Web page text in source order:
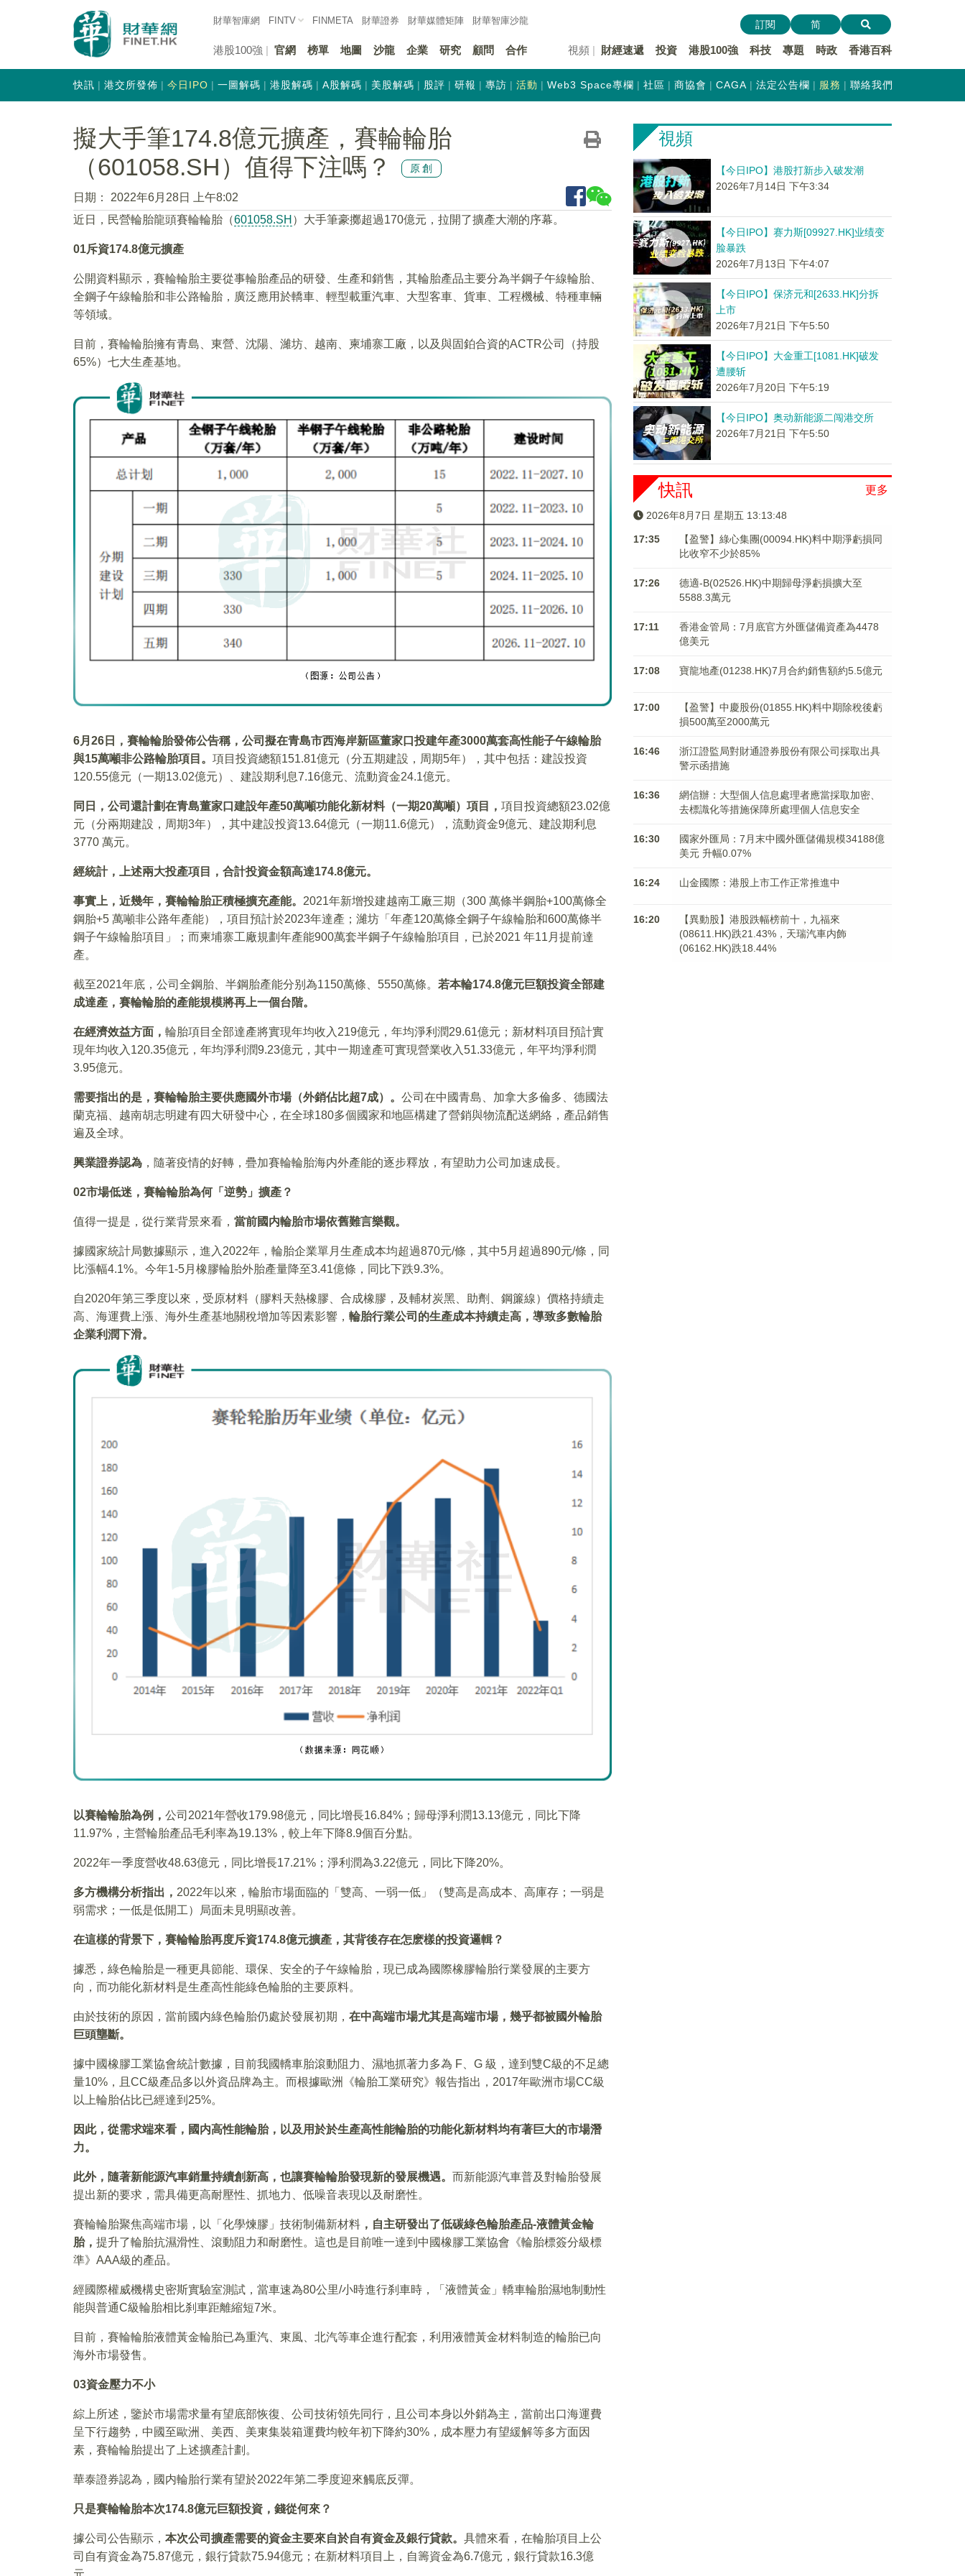
財華智庫網 FINTV FINMETA 財華證券 財華媒體矩陣 財華智庫沙龍
港股100強 官網 榜單 地圖 沙龍 企業 研究 顧問 合作 視頻 財經速遞 投資 港股100強 科技 專題 時政 香港百科
訂閱 简
快訊 港交所發佈 今日IPO 一圖解碼 港股解碼 A股解碼 美股解碼 股評 研報 專訪 活動 Web3 Space專欄 社區 商協會 CAGA 法定公告欄 服務 聯絡我們
擬大手筆174.8億元擴產，賽輪輪胎
（601058.SH）值得下注嗎？
原創
日期：
2022年6月28日 上午8:02
近日，民營輪胎龍頭賽輪輪胎（601058.SH ）大手筆豪擲超過170億元，拉開了擴產大潮的序幕。
01斥資174.8億元擴產
公開資料顯示，賽輪輪胎主要從事輪胎產品的研發、生產和銷售，其輪胎產品主要分為半鋼子午線輪胎、
全鋼子午線輪胎和非公路輪胎，廣泛應用於轎車、輕型載重汽車、大型客車、貨車、工程機械、特種車輛
等領域。
目前，賽輪輪胎擁有青島、東營、沈陽、濰坊、越南、柬埔寨工廠，以及與固鉑合資的ACTR公司（持股
65%）七大生產基地。
6月26日，賽輪輪胎發佈公告稱，公司擬在青島市西海岸新區董家口投建年產3000萬套高性能子午線輪胎
與15萬噸非公路輪胎項目。 項目投資總額151.81億元（分五期建設，周期5年），其中包括：建設投資
120.55億元（一期13.02億元）、建設期利息7.16億元、流動資金24.1億元。
同日，公司還計劃在青島董家口建設年產50萬噸功能化新材料（一期20萬噸）項目， 項目投資總額23.02億
元（分兩期建設，周期3年），其中建設投資13.64億元（一期11.6億元），流動資金9億元、建設期利息
3770 萬元。
經統計，上述兩大投產項目，合計投資金額高達174.8億元。
事實上，近幾年，賽輪輪胎正積極擴充產能。 2021年新增投建越南工廠三期（300 萬條半鋼胎+100萬條全
鋼胎+5 萬噸非公路年產能），項目預計於2023年達產；濰坊「年產120萬條全鋼子午線輪胎和600萬條半
鋼子午線輪胎項目」；而柬埔寨工廠規劃年產能900萬套半鋼子午線輪胎項目，已於2021 年11月提前達
產。
截至2021年底，公司全鋼胎、半鋼胎產能分别為1150萬條、5550萬條。 若本輪174.8億元巨額投資全部建
成達產，賽輪輪胎的產能規模將再上一個台階。
在經濟效益方面， 輪胎項目全部達產將實現年均收入219億元，年均淨利潤29.61億元；新材料項目預計實
現年均收入120.35億元，年均淨利潤9.23億元，其中一期達產可實現營業收入51.33億元，年平均淨利潤
3.95億元。
需要指出的是，賽輪輪胎主要供應國外市場（外銷佔比超7成）。 公司在中國青島、加拿大多倫多、德國法
蘭克福、越南胡志明建有四大研發中心，在全球180多個國家和地區構建了營銷與物流配送網絡，產品銷售
遍及全球。
興業證券認為 ，隨著疫情的好轉，疊加賽輪輪胎海内外產能的逐步釋放，有望助力公司加速成長。
02市場低迷，賽輪輪胎為何「逆勢」擴產？
值得一提是，從行業背景來看， 當前國内輪胎市場依舊難言樂觀。
據國家統計局數據顯示，進入2022年，輪胎企業單月生產成本均超過870元/條，其中5月超過890元/條，同
比漲幅4.1%。今年1-5月橡膠輪胎外胎產量降至3.41億條，同比下跌9.3%。
自2020年第三季度以來，受原材料（膠料天熱橡膠、合成橡膠，及輔材炭黑、助劑、鋼簾線）價格持續走
高、海運費上漲、海外生產基地關稅增加等因素影響， 輪胎行業公司的生產成本持續走高，導致多數輪胎
企業利潤下滑。
以賽輪輪胎為例， 公司2021年營收179.98億元，同比增長16.84%；歸母淨利潤13.13億元，同比下降
11.97%，主營輪胎產品毛利率為19.13%，較上年下降8.9個百分點。
2022年一季度營收48.63億元，同比增長17.21%；淨利潤為3.22億元，同比下降20%。
多方機構分析指出， 2022年以來，輪胎市場面臨的「雙高、一弱一低」（雙高是高成本、高庫存；一弱是
弱需求；一低是低開工）局面未見明顯改善。
在這樣的背景下，賽輪輪胎再度斥資174.8億元擴產，其背後存在怎麽樣的投資邏輯？
據悉，綠色輪胎是一種更具節能、環保、安全的子午線輪胎，現已成為國際橡膠輪胎行業發展的主要方
向，而功能化新材料是生產高性能綠色輪胎的主要原料。
由於技術的原因，當前國内綠色輪胎仍處於發展初期， 在中高端市場尤其是高端市場，幾乎都被國外輪胎
巨頭壟斷。
據中國橡膠工業協會統計數據，目前我國轎車胎滾動阻力、濕地抓著力多為 F、G 級，達到雙C級的不足總
量10%，且CC級產品多以外資品牌為主。而根據歐洲《輪胎工業研究》報告指出，2017年歐洲市場CC級
以上輪胎佔比已經達到25%。
因此，從需求端來看，國内高性能輪胎，以及用於於生產高性能輪胎的功能化新材料均有著巨大的市場潛
力。
此外，隨著新能源汽車銷量持續創新高，也讓賽輪輪胎發現新的發展機遇。 而新能源汽車普及對輪胎發展
提出新的要求，需具備更高耐壓性、抓地力、低噪音表現以及耐磨性。
賽輪輪胎聚焦高端市場，以「化學煉膠」技術制備新材料 ，自主研發出了低碳綠色輪胎產品-液體黃金輪
胎， 提升了輪胎抗濕滑性、滾動阻力和耐磨性。這也是目前唯一達到中國橡膠工業協會《輪胎標簽分級標
準》AAA級的產品。
經國際權威機構史密斯實驗室測試，當車速為80公里/小時進行刹車時，「液體黃金」轎車輪胎濕地制動性
能與普通C級輪胎相比刹車距離縮短7米。
目前，賽輪輪胎液體黃金輪胎已為重汽、東風、北汽等車企進行配套，利用液體黃金材料制造的輪胎已向
海外市場發售。
03資金壓力不小
綜上所述，鑒於市場需求量有望底部恢復、公司技術領先同行，且公司本身以外銷為主，當前出口海運費
呈下行趨勢，中國至歐洲、美西、美東集裝箱運費均較年初下降約30%，成本壓力有望緩解等多方面因
素，賽輪輪胎提出了上述擴產計劃。
華泰證券認為，國内輪胎行業有望於2022年第二季度迎來觸底反彈。
只是賽輪輪胎本次174.8億元巨額投資，錢從何來？
據公司公告顯示， 本次公司擴產需要的資金主要來自於自有資金及銀行貸款。 具體來看，在輪胎項目上公
司自有資金為75.87億元，銀行貸款75.94億元；在新材料項目上，自籌資金為6.7億元，銀行貸款16.3億
視頻
【今日IPO】港股打新步入破发潮
2026年7月14日 下午3:34
【今日IPO】赛力斯[09927.HK]业绩变
脸暴跌
2026年7月13日 下午4:07
【今日IPO】保济元和[2633.HK]分拆
上市
2026年7月21日 下午5:50
【今日IPO】大金重工[1081.HK]破发
遭腰斩
2026年7月20日 下午5:19
【今日IPO】奥动新能源二闯港交所
2026年7月21日 下午5:50
更多
快訊
2026年8月7日 星期五 13:13:49
17:35
【盈警】綠心集團(00094.HK)料中期淨虧損同
比收窄不少於85%
17:26
德適-B(02526.HK)中期歸母淨虧損擴大至
5588.3萬元
17:11
香港金管局：7月底官方外匯儲備資產為4478
億美元
17:08 寶龍地產(01238.HK)7月合約銷售額約5.5億元
17:00
【盈警】中慶股份(01855.HK)料中期除稅後虧
損500萬至2000萬元
16:46
浙江證監局對財通證券股份有限公司採取出具
警示函措施
16:36
網信辦：大型個人信息處理者應當採取加密、
去標識化等措施保障所處理個人信息安全
16:30
國家外匯局：7月末中國外匯儲備規模34188億
美元 升幅0.07%
16:24 山金國際：港股上市工作正常推進中
16:20
【異動股】港股跌幅榜前十，九福來
(08611.HK)跌21.43%，天瑞汽車内飾
(06162.HK)跌18.44%